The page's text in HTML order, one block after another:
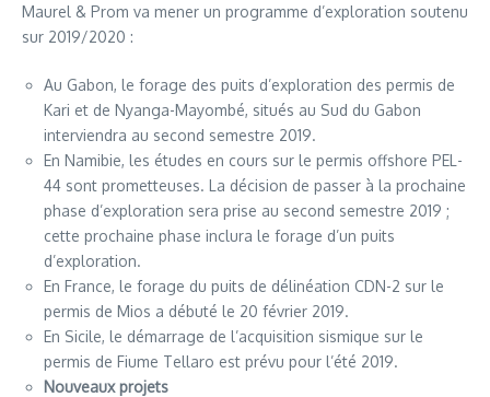
Maurel & Prom va mener un programme d’exploration soutenu
sur 2019/2020 :
Au Gabon, le forage des puits d’exploration des permis de
Kari et de Nyanga-Mayombé, situés au Sud du Gabon
interviendra au second semestre 2019.
En Namibie, les études en cours sur le permis offshore PEL-
44 sont prometteuses. La décision de passer à la prochaine
phase d’exploration sera prise au second semestre 2019 ;
cette prochaine phase inclura le forage d’un puits
d’exploration.
En France, le forage du puits de délinéation CDN-2 sur le
permis de Mios a débuté le 20 février 2019.
En Sicile, le démarrage de l’acquisition sismique sur le
permis de Fiume Tellaro est prévu pour l’été 2019.
Nouveaux projets